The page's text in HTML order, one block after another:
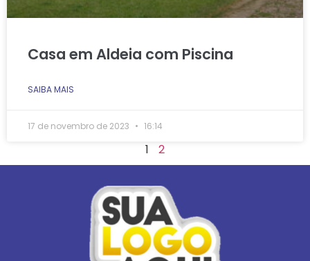
Casa em Aldeia com Piscina
SAIBA MAIS
17 de novembro de 2023 16:14
1 2